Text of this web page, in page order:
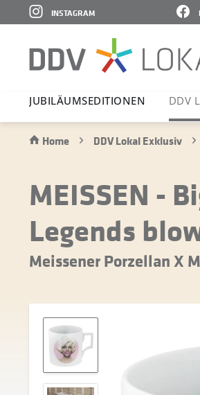
INSTAGRAM
JUBI­LÄ­UMS­E­DI­TIONEN DDV
Home DDV Lokal Exklusiv
MEISSEN -
Legends
Meissener Porzellan X